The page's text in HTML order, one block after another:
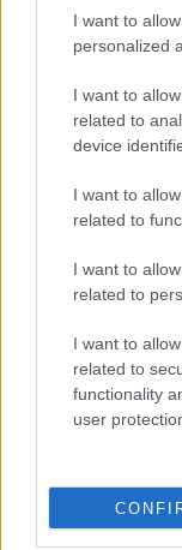
I want to
personalized
I want to
related to
device
I want to
related to
I want to
related to
I want to
related to
functionality
user
κατάθεση
υποστήριξη
"Τα πρόσωπα
για να
εθνική
έγγραφα
στείλουμε
σημαντικό
Δικαιοσύνης
Η ομάδα του
γύρω από ένα
πυροβόλα